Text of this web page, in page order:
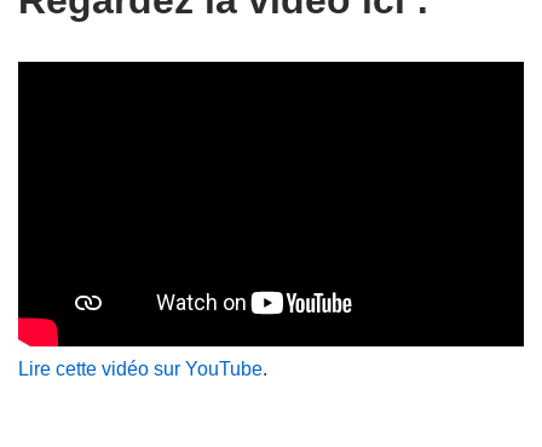
Lire cette vidéo sur YouTube.